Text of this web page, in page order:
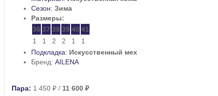
Сезон: Зима
Размеры:
36 37 38 39 40 41
1
1 2 2 1
1
Подкладка: Искусственный мех
Бренд: AILENA
Пара: 1 450 ₽ / 11 600 ₽